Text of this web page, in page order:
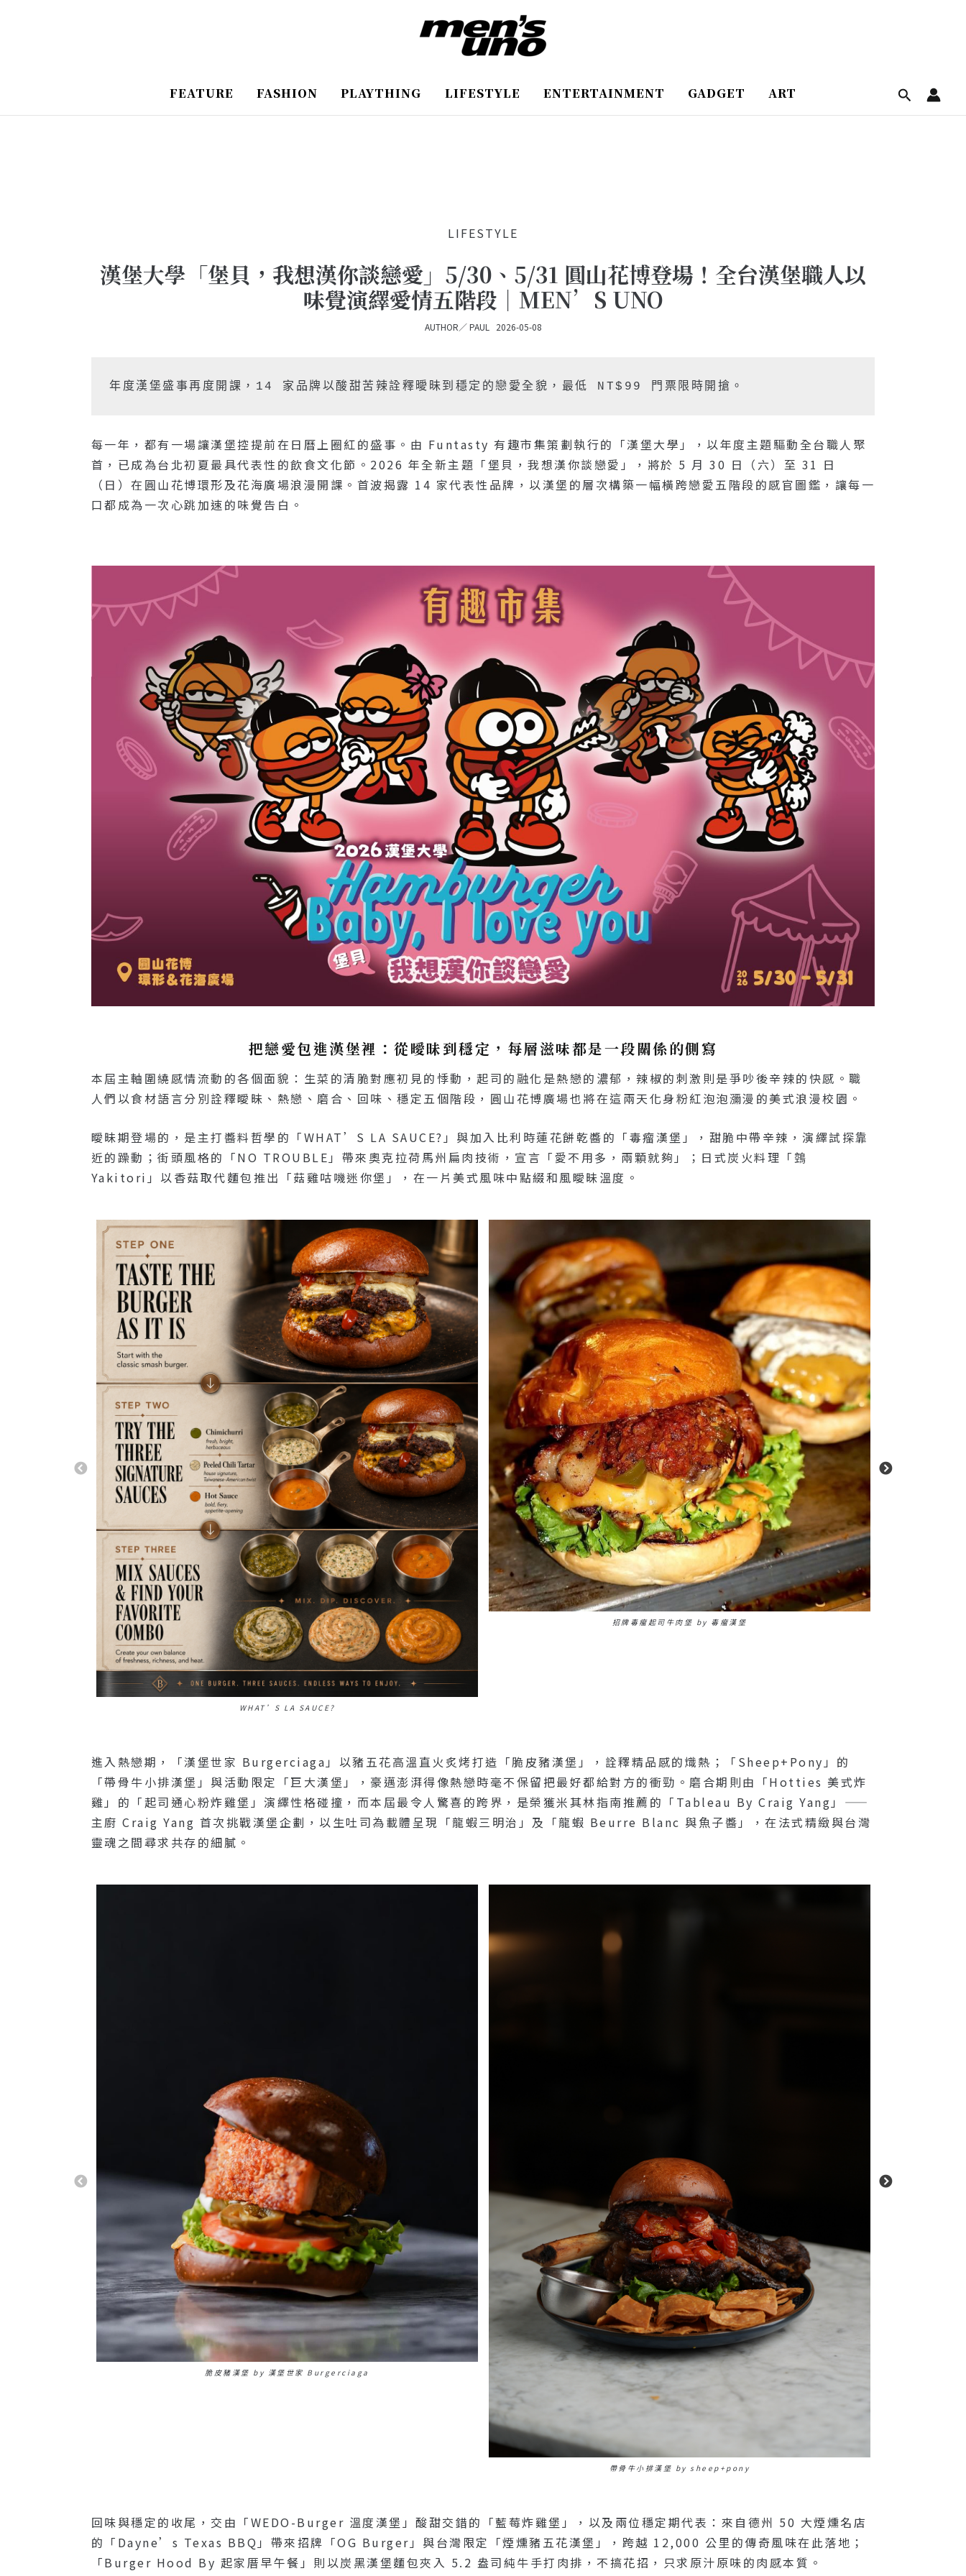
容
FEATURE FASHION PLAYTHING LIFESTYLE ENTERTAINMENT GADGET ART
LIFESTYLE
漢堡大學「堡貝，我想漢你談戀愛」5/30、5/31 圓山花博登場！全台漢堡職人以
味覺演繹愛情五階段｜MEN’S UNO
AUTHOR／ PAUL 2026-05-08
年度漢堡盛事再度開課，14 家品牌以酸甜苦辣詮釋曖昧到穩定的戀愛全貌，最低 NT$99 門票限時開搶。
每一年，都有一場讓漢堡控提前在日曆上圈紅的盛事。由 Funtasty 有趣市集策劃執行的「漢堡大學」，以年度主題驅動全台職人聚
首，已成為台北初夏最具代表性的飲食文化節。2026 年全新主題「堡貝，我想漢你談戀愛」，將於 5 月 30 日（六）至 31 日
（日）在圓山花博環形及花海廣場浪漫開課。首波揭露 14 家代表性品牌，以漢堡的層次構築一幅橫跨戀愛五階段的感官圖鑑，讓每一
口都成為一次心跳加速的味覺告白。
把戀愛包進漢堡裡：從曖昧到穩定，每層滋味都是一段關係的側寫
本屆主軸圍繞感情流動的各個面貌：生菜的清脆對應初見的悸動，起司的融化是熱戀的濃郁，辣椒的刺激則是爭吵後辛辣的快感。職
人們以食材語言分別詮釋曖昧、熱戀、磨合、回味、穩定五個階段，圓山花博廣場也將在這兩天化身粉紅泡泡瀰漫的美式浪漫校園。
曖昧期登場的，是主打醬料哲學的「WHAT’S LA SAUCE?」與加入比利時蓮花餅乾醬的「毒瘤漢堡」，甜脆中帶辛辣，演繹試探靠
近的躁動；街頭風格的「NO TROUBLE」帶來奧克拉荷馬州扁肉技術，宣言「愛不用多，兩顆就夠」；日式炭火料理「鵼
Yakitori」以香菇取代麵包推出「菇雞咕嘰迷你堡」，在一片美式風味中點綴和風曖昧溫度。
WHAT’S LA SAUCE?
招牌毒瘤起司牛肉堡 by 毒瘤漢堡
進入熱戀期，「漢堡世家 Burgerciaga」以豬五花高溫直火炙烤打造「脆皮豬漢堡」，詮釋精品感的熾熱；「sheep+pony」的
「帶骨牛小排漢堡」與活動限定「巨大漢堡」，豪邁澎湃得像熱戀時毫不保留把最好都給對方的衝勁。磨合期則由「Hotties 美式炸
雞」的「起司通心粉炸雞堡」演繹性格碰撞，而本屆最令人驚喜的跨界，是榮獲米其林指南推薦的「Tableau By Craig Yang」——
主廚 Craig Yang 首次挑戰漢堡企劃，以生吐司為載體呈現「龍蝦三明治」及「龍蝦 Beurre Blanc 與魚子醬」，在法式精緻與台灣
靈魂之間尋求共存的細膩。
脆皮豬漢堡 by 漢堡世家 Burgerciaga
帶骨牛小排漢堡 by sheep+pony
回味與穩定的收尾，交由「WEDO-Burger 溫度漢堡」酸甜交錯的「藍莓炸雞堡」，以及兩位穩定期代表：來自德州 50 大煙燻名店
的「Dayne’s Texas BBQ」帶來招牌「OG Burger」與台灣限定「煙燻豬五花漢堡」，跨越 12,000 公里的傳奇風味在此落地；
「Burger Hood By 起家厝早午餐」則以炭黑漢堡麵包夾入 5.2 盎司純牛手打肉排，不搞花招，只求原汁原味的肉感本質。